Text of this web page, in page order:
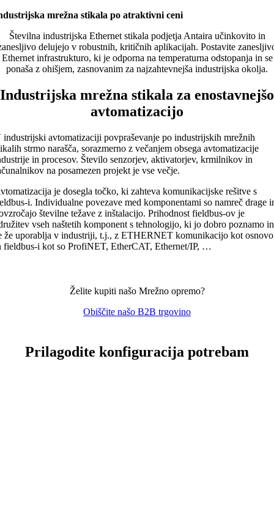
mrežna stikala po atraktivni ceni
Številna industrijska Ethernet stikala podjetja Antaira učinkovito in
delujejo v robustnih, kritičnih aplikacijah. Postavite
Ethernet infrastrukturo, ki je odporna na temperaturna odstopanja in se
ponaša z ohišjem, zasnovanim za najzahtevnejša industrijska okolja.
Industrijska mrežna stikala za enostavnejšo
avtomatizacijo
industrijski avtomatizaciji povpraševanje po industrijskih mrežnih
strmo narašča, sorazmerno z večanjem obsega avtomatizacije
in procesov. Število senzorjev, aktivatorjev, krmilnikov in
na posamezen projekt je vse večje.
je dosegla točko, ki zahteva komunikacijske rešitve s
i. Individualne povezave med komponentami so namreč drage
številne težave z inštalacijo. Prihodnost fieldbus-ov je
vseh naštetih komponent s tehnologijo, ki jo dobro poznamo in
že uporablja v industriji, t.j., z ETHERNET komunikacijo kot osnovo
fieldbus-i kot so ProfiNET, EtherCAT, Ethernet/IP, …
Želite kupiti našo Mrežno opremo?
Obiščite našo B2B trgovino
Prilagodite konfiguracija potrebam